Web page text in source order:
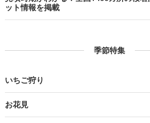
ット情報を掲載
季節特集
いちご狩り
お花見